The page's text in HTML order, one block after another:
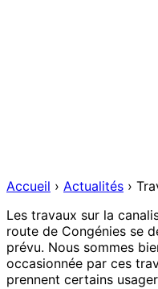
Accueil › Actualités ›
Les travaux sur la
route de Congénies se
prévu. Nous sommes
occasionnée par ces
prennent certains